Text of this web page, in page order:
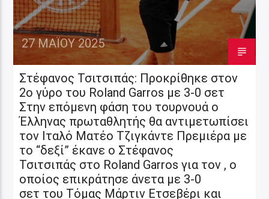
27 ΜΑΪ́ΟΥ 2025
Στέφανος Τσιτσιπάς: Προκρίθηκε στον
2ο γύρο του Roland Garros με 3-0 σετ
Στην επόμενη φάση του τουρνουά ο
Έλληνας πρωταθλητής θα αντιμετωπίσει
τον Ιταλό Ματέο Τζιγκάντε Πρεμιέρα με
το “δεξί” έκανε ο Στέφανος
Τσιτσιπάς στο Roland Garros για τον , ο
οποίος επικράτησε άνετα με 3-0
σετ του Τόμας Μάρτιν Ετσεβέρι και